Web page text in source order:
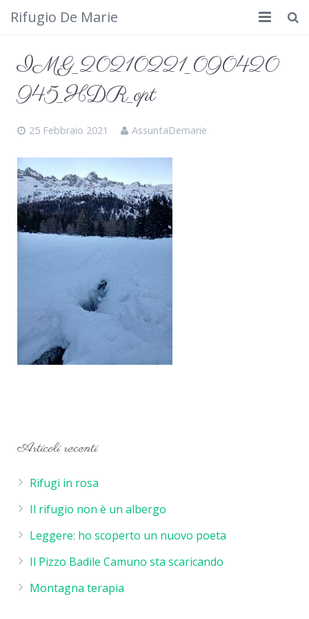
Rifugio De Marie
Dove siamo
Calendario
Foto
Cimbergo da vedere
IMG_20210221_090420
945_HDR_opt
25 Febbraio 2021 AssuntaDemarie
Articoli recenti
Rifugi in rosa
Il rifugio non è un albergo
Leggere: ho scoperto un nuovo poeta
Il Pizzo Badile Camuno sta scaricando
Montagna terapia